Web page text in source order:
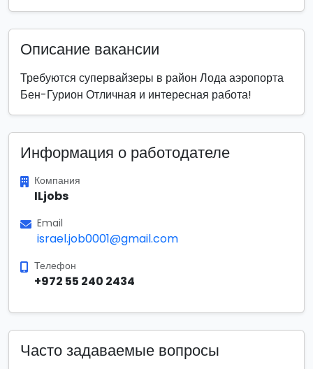
Описание вакансии
Требуются супервайзеры в район Лода аэропорта
Бен-Гурион Отличная и интересная работа!
Информация о работодателе
Компания
ILjobs
Email
israel.job0001@gmail.com
Телефон
+972 55 240 2434
Часто задаваемые вопросы